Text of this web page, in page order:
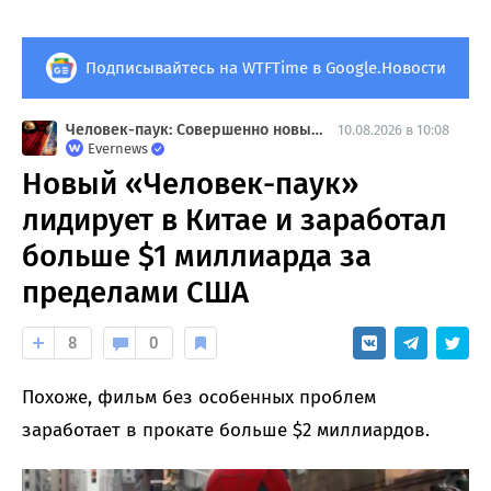
Подписывайтесь на WTFTime в Google.Новости
Человек-паук: Совершенно новый день
10.08.2026 в 10:08
Evernews
Новый «Человек-паук»
лидирует в Китае и заработал
больше $1 миллиарда за
пределами США
8 0
Похоже, фильм без особенных проблем
заработает в прокате больше $2 миллиардов.